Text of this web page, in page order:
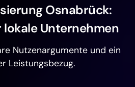
Osnabrück:
Unternehmen
Nutzenargumente und ein
Leistungsbezug.